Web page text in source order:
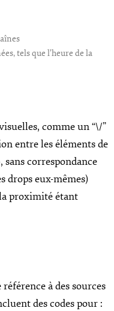
tels que l’heure de la
comme un “\/”
entre les éléments de
correspondance
drops eux-mêmes)
proximité étant
à des sources
des codes pour :